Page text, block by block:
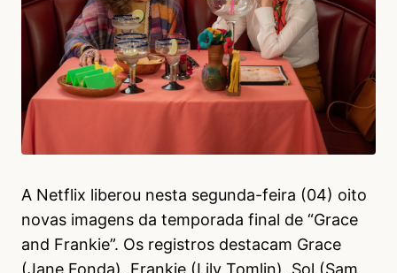
A Netflix liberou nesta segunda-feira (04) oito
novas imagens da temporada final de “Grace
and Frankie”. Os registros destacam Grace
(Jane Fonda), Frankie (Lily Tomlin), Sol (Sam